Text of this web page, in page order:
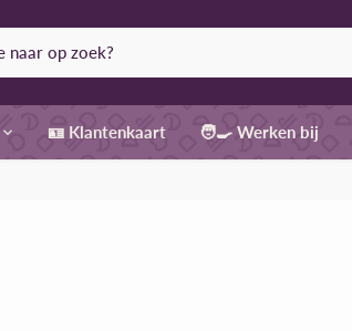
🪪 Klantenkaart 🧑‍🍳 Werken bij